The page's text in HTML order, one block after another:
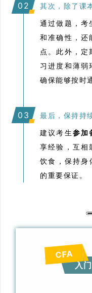
0 2
其次，除了课
通过做题，考
和准确性，还
点。此外，定
习进度和薄弱
确保能够按时
0 3
最后，保持持
建议考生参加
享经验，互相
饮食，保持身
的重要保证。
CFA
入